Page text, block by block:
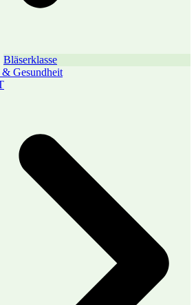
Bläserklasse
& Gesundheit